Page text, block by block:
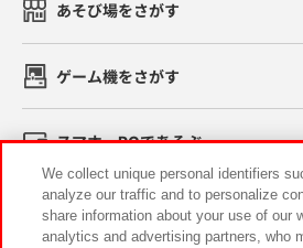
あそび場をさがす
ゲーム機をさがす
スマホ・PCであそぶ
イベント・キャンペーン
We collect unique personal identifiers
analyze our traffic and to personalize
share information about your use of our
analytics and advertising partners, who